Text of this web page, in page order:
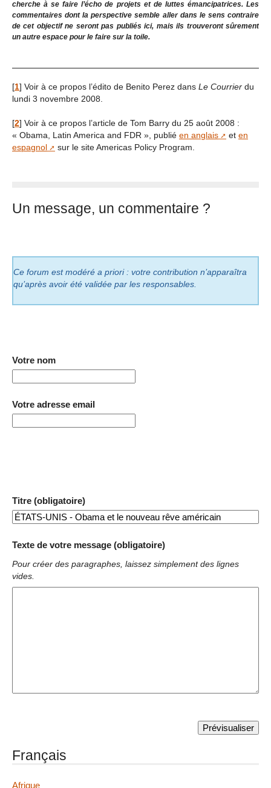
cherche à se faire l’écho de projets et de luttes émancipatrices. Les
commentaires dont la perspective semble aller dans le sens contraire
de cet objectif ne seront pas publiés ici, mais ils trouveront sûrement
un autre espace pour le faire sur la toile.
[1] Voir à ce propos l’édito de Benito Perez dans Le Courrier du
lundi 3 novembre 2008.
[2] Voir à ce propos l’article de Tom Barry du 25 août 2008 :
« Obama, Latin America and FDR », publié en anglais et en
espagnol
sur le site Americas Policy Program.
Un message, un commentaire ?
Ce forum est modéré a priori : votre contribution n’apparaîtra
qu’après avoir été validée par les responsables.
Votre nom
Votre adresse email
Titre (obligatoire)
Texte de votre message (obligatoire)
Pour créer des paragraphes, laissez simplement des lignes
vides.
Français
Afrique